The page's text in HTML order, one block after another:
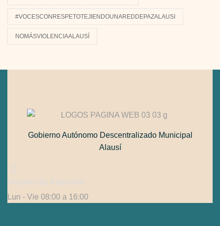
#VOCESCONRESPETOTEJIENDOUNAREDDEPAZALAUSI
NOMÁSVIOLENCIAALAUSÍ
Gobierno Autónomo Descentralizado Municipal
Alausí
Lun - Vie 08:00 a 16:00